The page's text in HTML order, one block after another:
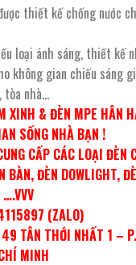
thiết kế chống nước
loại ánh sáng, thiết kế
không gian chiếu sáng
tòa nhà…
XINH & ĐÈN MPE HÂN
SỐNG NHÀ BẠN !
CẤP CÁC LOẠI
BÀN, ĐÈN DOWLIGHT,
(ZALO)
TÂN THỚI NHẤT 1 –
MINH